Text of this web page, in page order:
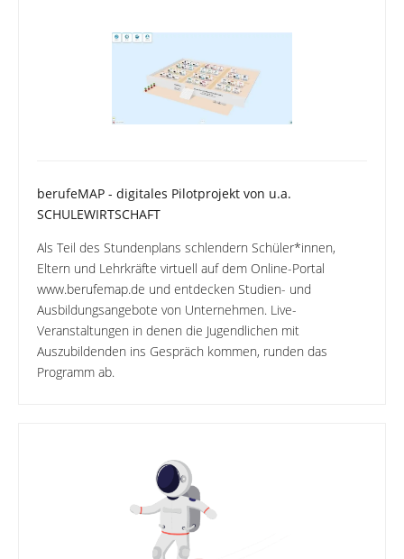
berufeMAP - digitales Pilotprojekt von u.a.
SCHULEWIRTSCHAFT
Als Teil des Stundenplans schlendern Schüler*innen,
Eltern und Lehrkräfte virtuell auf dem Online-Portal
www.berufemap.de und entdecken Studien- und
Ausbildungsangebote von Unternehmen. Live-
Veranstaltungen in denen die Jugendlichen mit
Auszubildenden ins Gespräch kommen, runden das
Programm ab.